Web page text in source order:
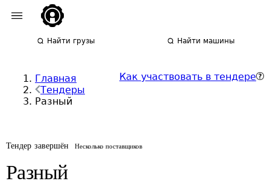
Найти грузы Найти машины
Главная
Тендеры
Разный
Как участвовать в тендере
Тендер завершён Несколько поставщиков
Разный